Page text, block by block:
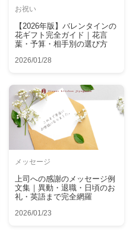
お祝い
【2026年版】バレンタインの
花ギフト完全ガイド｜花言
葉・予算・相手別の選び方
2026/01/28
メッセージ
上司への感謝のメッセージ例
文集｜異動・退職・日頃のお
礼・英語まで完全網羅
2026/01/23